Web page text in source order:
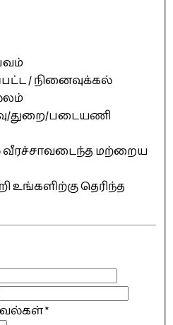
/ நினைவுக்கல்
துறை/படையணி
வீரச்சாவடைந்த மற்றைய
உங்களிற்கு தெரிந்த
*